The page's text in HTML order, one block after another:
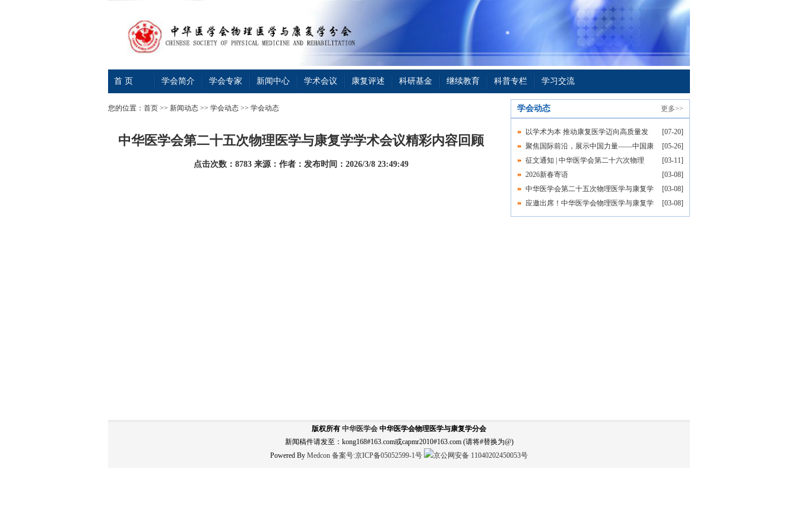
首 页 学会简介 学会专家 新闻中心 学术会议 康复评述 科研基金 继续教育 科普专栏 学习交流
您的位置： 首页 >> 新闻动态 >> 学会动态 >> 学会动态
中华医学会第二十五次物理医学与康复学学术会议精彩内容回顾
点击次数：8783 来源： 作者： 发布时间：2026/3/8 23:49:49
更多>>
学会动态
以学术为本 推动康复医学迈向高质量发
[07-20]
聚焦国际前沿，展示中国力量——中国康
[05-26]
征文通知 | 中华医学会第二十六次物理
[03-11]
2026新春寄语
[03-08]
中华医学会第二十五次物理医学与康复学
[03-08]
应邀出席！中华医学会物理医学与康复学
[03-08]
版权所有 中华医学会 中华医学会物理医学与康复学分会
新闻稿件请发至：kong168#163.com或capmr2010#163.com (请将#替换为@)
Powered By Medcon 备案号:京ICP备05052599-1号 京公网安备 11040202450053号